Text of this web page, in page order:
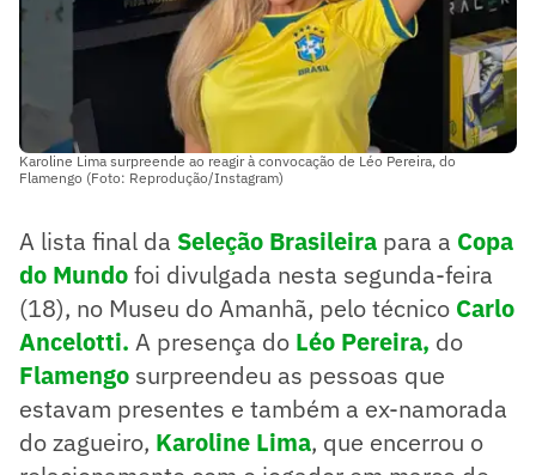
Karoline Lima surpreende ao reagir à convocação de Léo Pereira, do
Flamengo (Foto: Reprodução/Instagram)
A lista final da Seleção Brasileira para a Copa
do Mundofoi divulgada nesta segunda-feira
(18), no Museu do Amanhã, pelo técnico Carlo
Ancelotti. A presença do Léo Pereira, do
Flamengo surpreendeu as pessoas que
estavam presentes e também a ex-namorada
do zagueiro, Karoline Lima, que encerrou o